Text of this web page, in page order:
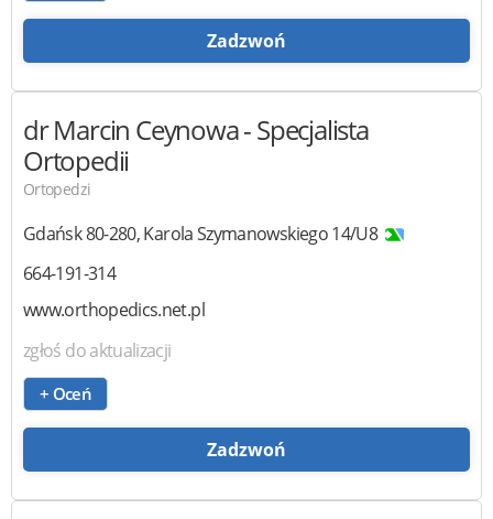
Zadzwoń
dr Marcin Ceynowa- Specjalista
Ortopedii
Ortopedzi
Gdańsk80-280,Karola Szymanowskiego 14/U8
664-191-314
www.orthopedics.net.pl
zgłoś do aktualizacji
+ Oceń
Zadzwoń